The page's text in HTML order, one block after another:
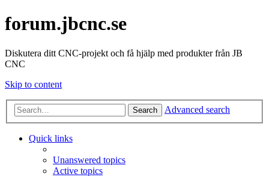
forum.jbcnc.se
Diskutera ditt CNC-projekt och få hjälp med produkter från JB
CNC
Skip to content
Search Advanced search
Quick links
Unanswered topics
Active topics